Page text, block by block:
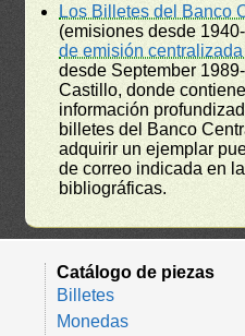
Los Billetes del Banco
(emisiones desde
de emisión
desde September
Castillo, donde
información
billetes del Banco
adquirir un ejemplar
de correo indicada en
bibliográficas.
Catálogo de piezas
Billetes
Monedas